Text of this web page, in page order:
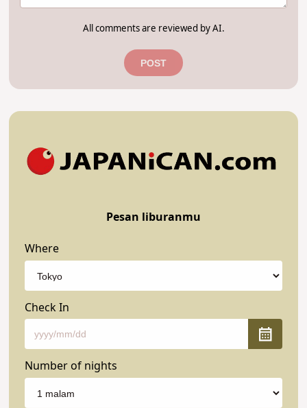
All comments are reviewed by AI.
POST
Pesan liburanmu
Where
Check In
Number of nights